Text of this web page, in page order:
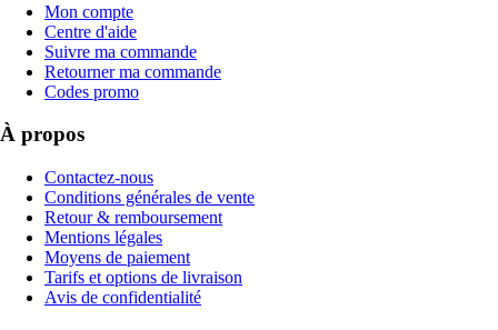
Mon compte
Centre d'aide
Suivre ma commande
Retourner ma commande
Codes promo
À propos
Contactez-nous
Conditions générales de vente
Retour & remboursement
Mentions légales
Moyens de paiement
Tarifs et options de livraison
Avis de confidentialité